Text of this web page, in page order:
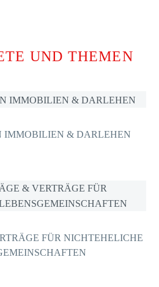
UND THEMEN
IMMOBILIEN & DARLEHEN
FÜR NICHTEHELICHE